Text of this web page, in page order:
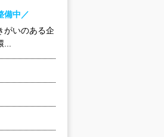
備中／
がいのある企
...